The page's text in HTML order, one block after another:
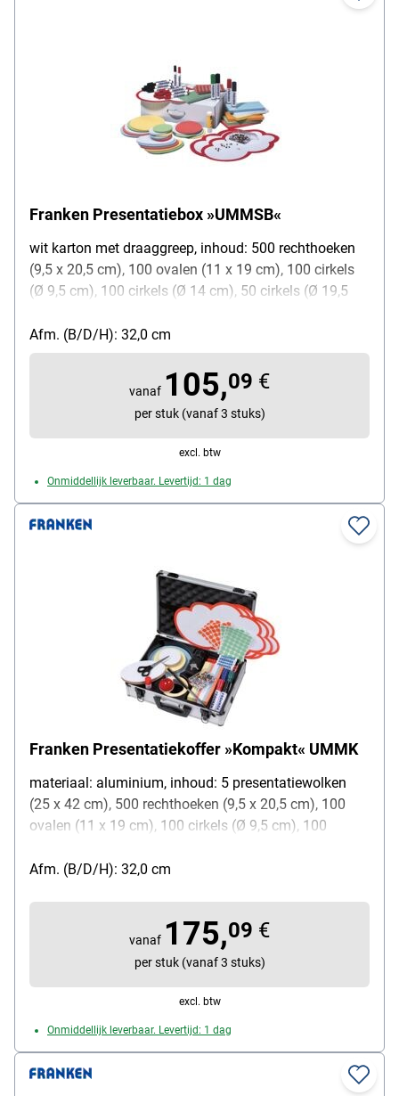
Franken Presentatiebox »UMMSB«
wit karton met draaggreep, inhoud: 500 rechthoeken
(9,5 x 20,5 cm), 100 ovalen (11 x 19 cm), 100 cirkels
(Ø 9,5 cm), 100 cirkels (Ø 14 cm), 50 cirkels (Ø 19,5
markeerpunten (rood en groen), 20 flipchartmarkers
(10x zwart, 10x rood), 4 jumbo markers (rood, groen,
blauw, zwart), 1 lijmstift, 200 pinspelden(ronde kop,
gesorteerde kleuren), afmetingen (B/D/H): 51/32/10,5
Afm. (B/D/H): 32,0 cm
vanaf 105,09 €
per stuk (vanaf 3 stuks)
excl. btw
Onmiddellijk leverbaar. Levertijd: 1 dag
Franken Presentatiekoffer »Kompakt« UMMK
materiaal: aluminium, inhoud: 5 presentatiewolken
(25 x 42 cm), 500 rechthoeken (9,5 x 20,5 cm), 100
ovalen (11 x 19 cm), 100 cirkels (Ø 9,5 cm), 100
markeerpunten (rood en groen), 16 flipchartmarkers
pinspelden(ronde kop), 1 speldenkussen, aanwijsstok,
afmetingen (B/D/H): 43/32/12 cm
Afm. (B/D/H): 32,0 cm
vanaf 175,09 €
per stuk (vanaf 3 stuks)
excl. btw
Onmiddellijk leverbaar. Levertijd: 1 dag